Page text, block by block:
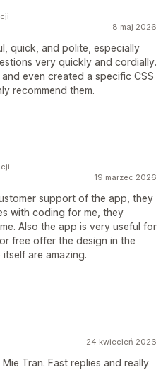
8 maj 2026
quick, and polite, especially
very quickly and cordially.
even created a specific CSS
recommend them.
19 marzec 2026
support of the app, they
with coding for me, they
Also the app is very useful for
free offer the design in the
are amazing.
24 kwiecień 2026
Tran. Fast replies and really